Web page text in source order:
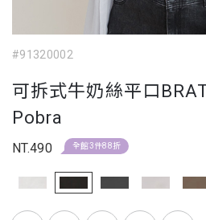
#91320002
可拆式牛奶絲平口
Pobra
NT.490 全館3件88折